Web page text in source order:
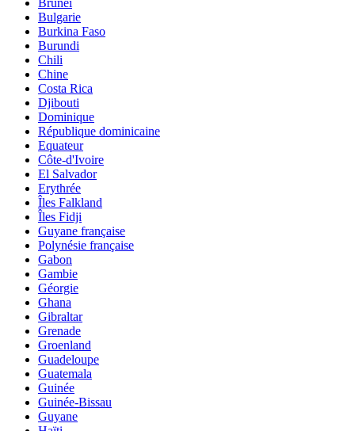
Bulgarie
Burkina Faso
Burundi
Chili
Chine
Costa Rica
Djibouti
Dominique
République dominicaine
Equateur
Côte-d'Ivoire
El Salvador
Erythrée
Îles Falkland
Îles Fidji
Guyane française
Polynésie française
Gabon
Gambie
Géorgie
Ghana
Gibraltar
Grenade
Groenland
Guadeloupe
Guatemala
Guinée
Guinée-Bissau
Guyane